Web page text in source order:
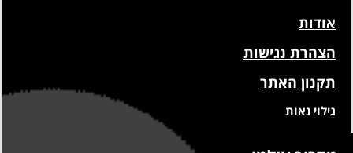
אודות
הצהרת נגישות
תקנון האתר
גילוי נאות